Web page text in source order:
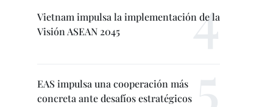
Vietnam impulsa la implementación de la
Visión ASEAN 2045
EAS impulsa una cooperación más
concreta ante desafíos estratégicos